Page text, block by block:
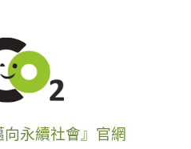
向永續社會』官網